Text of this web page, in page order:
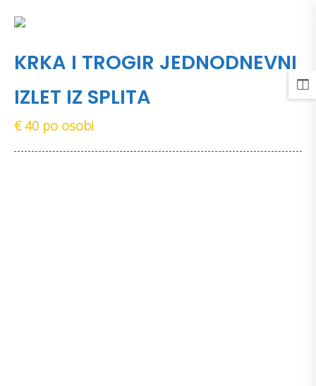
KRKA I TROGIR JEDNODNEVNI
IZLET IZ SPLITA
€ 40 po osobi